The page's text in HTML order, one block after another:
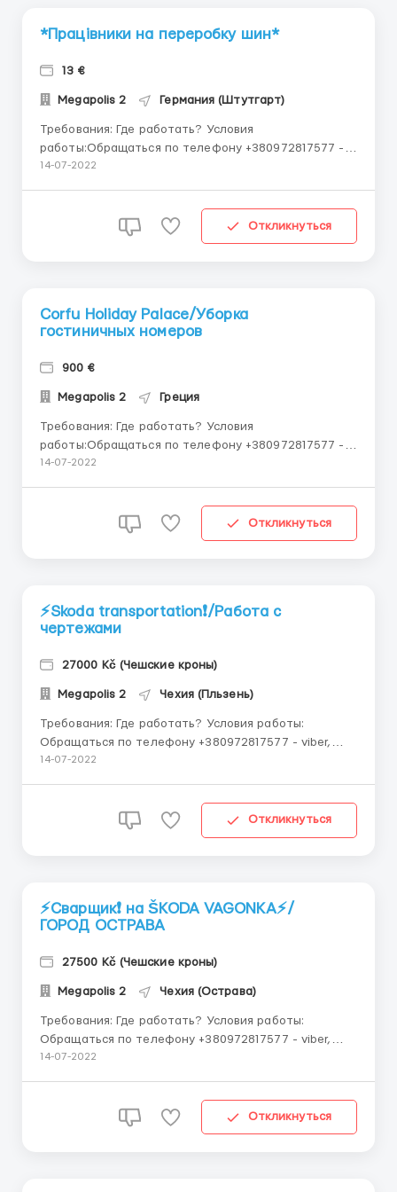
*Працівники на переробку шин*
13 €
Megapolis 2 Германия (Штутгарт)
Требования: Где работать? Условия
работы:Обращаться по телефону +380972817577 -
viber, telegram, whatsapp *Працівники на переробку
Teningen (Південний захід Німеччини, біля кордону
14-07-2022
Откликнуться
Corfu Holiday Palace/Уборка
гостиничных номеров
900 €
Megapolis 2 Греция
Требования: Где работать? Условия
работы:Обращаться по телефону +380972817577 -
viber, telegram, whatsapp Corfu Holiday Palace
(только Украина) до 45 лет (50 ...
14-07-2022
Откликнуться
⚡️Skoda transportation❗️/Работа с
чертежами
27000 Kč (Чешские кроны)
Megapolis 2 Чехия (Пльзень)
Требования: Где работать? Условия работы:
Обращаться по телефону +380972817577 - viber,
telegram, whatsapp *Чехия* ⚡️Skoda transportation❗️
подключение распредел...
14-07-2022
Откликнуться
⚡️Сварщик❗️ на ŠKODA VAGONKA⚡️/
ГОРОД ОСТРАВА
27500 Kč (Чешские кроны)
Megapolis 2 Чехия (Острава)
Требования: Где работать? Условия работы:
Обращаться по телефону +380972817577 - viber,
telegram, whatsapp *Чехия.* ⚡️Сварщик❗️ на ŠKODA
14-07-2022
Откликнуться